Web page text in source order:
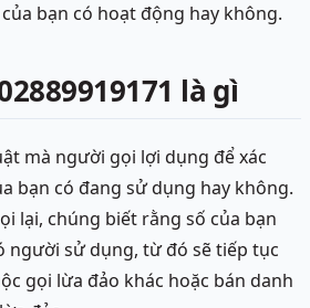
bạn có hoạt động hay không.
là gì
mà người gọi lợi dụng để xác
bạn có đang sử dụng hay không.
lại, chúng biết rằng số của bạn
người sử dụng, từ đó sẽ tiếp tục
gọi lừa đảo khác hoặc bán danh